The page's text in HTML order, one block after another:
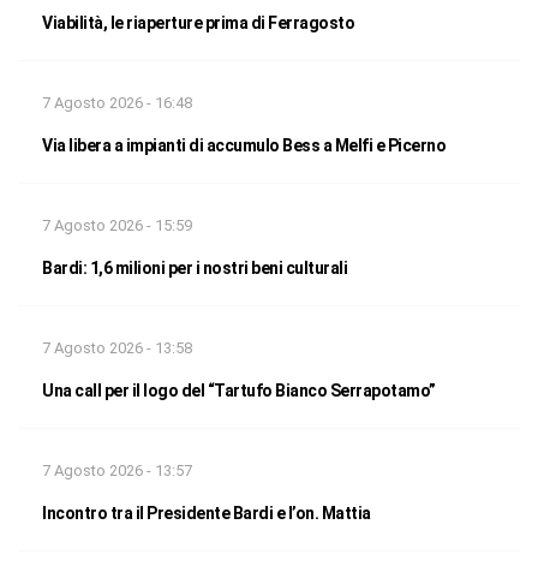
Viabilità, le riaperture prima di Ferragosto
7 Agosto 2026 - 16:48
Via libera a impianti di accumulo Bess a Melfi e Picerno
7 Agosto 2026 - 15:59
Bardi: 1,6 milioni per i nostri beni culturali
7 Agosto 2026 - 13:58
Una call per il logo del “Tartufo Bianco Serrapotamo”
7 Agosto 2026 - 13:57
Incontro tra il Presidente Bardi e l’on. Mattia